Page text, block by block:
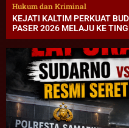
Hukum dan Kriminal
KEJATI KALTIM PERKUAT
PASER 2026 MELAJU KE